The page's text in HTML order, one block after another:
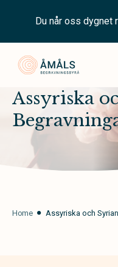
Du når oss dygnet
Assyriska
Home Assyriska och